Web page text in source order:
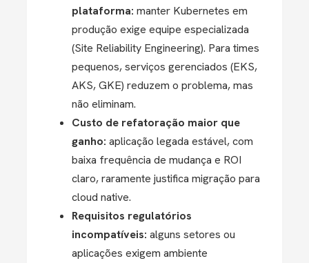
plataforma: manter Kubernetes em
produção exige equipe especializada
(Site Reliability Engineering). Para times
pequenos, serviços gerenciados (EKS,
AKS, GKE) reduzem o problema, mas
não eliminam.
Custo de refatoração maior que
ganho: aplicação legada estável, com
baixa frequência de mudança e ROI
claro, raramente justifica migração para
cloud native.
Requisitos regulatórios
incompatíveis: alguns setores ou
aplicações exigem ambiente